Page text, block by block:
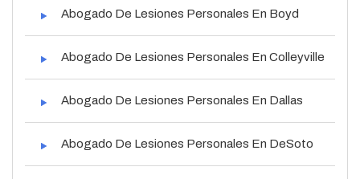
Abogado De Lesiones Personales En Boyd
Abogado De Lesiones Personales En Colleyville
Abogado De Lesiones Personales En Dallas
Abogado De Lesiones Personales En DeSoto